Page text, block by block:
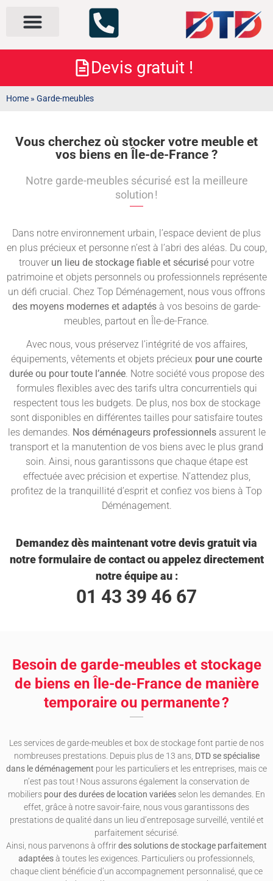
Devis gratuit !
Home » Garde-meubles
Vous cherchez où stocker votre meuble et
vos biens en Île-de-France ?
Notre garde-meubles sécurisé est la meilleure
solution !
Dans notre environnement urbain, l’espace devient de plus
en plus précieux et personne n’est à l’abri des aléas. Du coup,
trouver un lieu de stockage fiable et sécurisé pour votre
patrimoine et objets personnels ou professionnels représente
un défi crucial. Chez Top Déménagement, nous vous offrons
des moyens modernes et adaptés à vos besoins de garde-
meubles, partout en Île-de-France.
Avec nous, vous préservez l’intégrité de vos affaires,
équipements, vêtements et objets précieux pour une courte
durée ou pour toute l’année. Notre société vous propose des
formules flexibles avec des tarifs ultra concurrentiels qui
respectent tous les budgets. De plus, nos box de stockage
sont disponibles en différentes tailles pour satisfaire toutes
les demandes. Nos déménageurs professionnelsassurent le
transport et la manutention de vos biens avec le plus grand
soin. Ainsi, nous garantissons que chaque étape est
effectuée avec précision et expertise. N’attendez plus,
profitez de la tranquillité d’esprit et confiez vos biens à Top
Déménagement.
Demandez dès maintenant votre devis gratuit via
notre formulaire de contact ou appelez directement
notre équipe au :
01 43 39 46 67
Besoin de garde-meubles et stockage
de biens en Île-de-France de manière
temporaire ou permanente ?
Les services de garde-meubles et box de stockage font partie de nos
nombreuses prestations. Depuis plus de 13 ans, DTD se spécialise
dans le déménagement pour les particuliers et les entreprises, mais ce
n’est pas tout ! Nous assurons également la conservation de
mobiliers pour des durées de location variées selon les demandes. En
effet, grâce à notre savoir-faire, nous vous garantissons des
prestations de qualité dans un lieu d’entreposage surveillé, ventilé et
parfaitement sécurisé.
Ainsi, nous parvenons à offrirdes solutions de stockage parfaitement
adaptéesà toutes les exigences. Particuliers ou professionnels,
chaque client bénéficie d’un accompagnement personnalisé, que ce